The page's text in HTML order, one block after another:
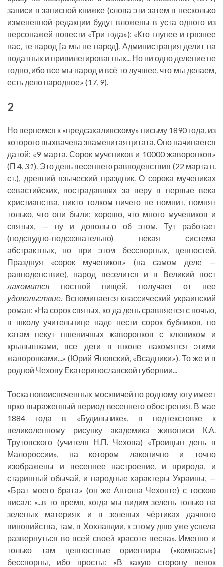
записи в записной книжке (слова эти затем в несколько
измененной редакции будут вложены в уста одного из
персонажей повести «Три года»): «Кто глупее и грязнее
нас, те народ [а мы не народ]. Администрация делит на
податных и привилегированных... Но ни одно деление не
годно, ибо все мы народ и всё то лучшее, что мы делаем,
есть дело народное» (17, 9).
2
Но вернемся к «предсахалинскому» письму 1890 года, из
которого выхвачена знаменитая цитата. Оно начинается
датой: «9 марта. Сорок мучеников и 10000 жаворонков»
(П 4, 31). Это день весеннего равноденствия (22 марта н.
ст.), древний языческий праздник. О сорока мучениках
севастийских, пострадавших за веру в первые века
христианства, никто толком ничего не помнит, помнят
только, что они были: хорошо, что много мучеников и
святых, — ну и довольно об этом. Тут работает
(подспудно-подсознательно) некая система
абстрактных, но при этом бесспорных, ценностей.
Празднуя «сорок мучеников» (на самом деле —
равноденствие), народ веселится и в Великий пост
лакомится постной пищей, получает от нее
удовольствие. Вспоминается классический украинский
роман: «На сорок святых, когда день сравняется с ночью,
в школу учительнице надо нести сорок бубликов, по
хатам пекут пшеничных жаворонков с клювиком и
крылышками, все дети в школе лакомятся этими
жаворонками...» (Юрий Яновский, «Всадники»). То же и в
родной Чехову Екатеринославской губернии...
Тоска новоиспеченных москвичей по родному югу имеет
ярко выраженный период весеннего обострения. В мае
1884 года в «Будильнике», в подтекстовке к
великолепному рисунку академика живописи К.А.
Трутовского (учителя Н.П. Чехова) «Троицын день в
Малороссии», на котором лаконично и точно
изображены и весеннее настроение, и природа, и
старинный обычай, и народные характеры Украины, —
«Брат моего брата» (он же Антоша Чехонте) с тоскою
писал: «...в то время, когда мы видим зелень только на
зеленых материях и в зеленых чёртиках дачного
винопийства, там, в Хохландии, к этому дню уже успела
развернуться во всей своей красоте весна». Именно и
только там ценностные ориентиры («компасы»)
бесспорны, ибо просты: «В какую сторону венок